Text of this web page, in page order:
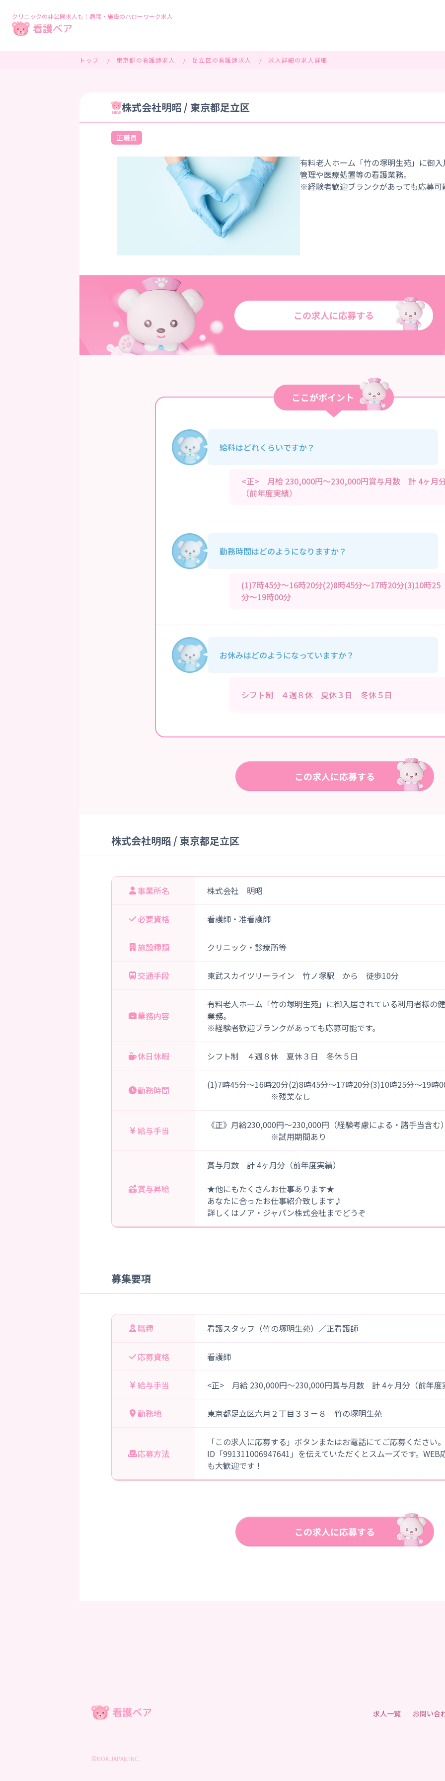
クリニックの非公開求人も！病院・施設のハローワーク求人
トップ 東京都の看護師求人 足立区の看護師求人 求人詳細の求人詳細
株式会社明昭 / 東京都足立区
正職員
有料老人ホーム「竹の塚明生苑」に御
管理や医療処置等の看護業務。
給料はどれくらいですか？
<正> 月給 230,000円～230,000円賞与月数 計 4ヶ月
（前年度実績）
勤務時間はどのようになりますか？
(1)7時45分～16時20分(2)8時45分～17時20分(3)10時25
分～19時00分
お休みはどのようになっていますか？
シフト制 ４週８休 夏休３日 冬休５日
株式会社明昭 / 東京都足立区
事業所名 株式会社 明昭
必要資格 看護師・准看護師
施設種類 クリニック・診療所等
交通手段 東武スカイツリーライン 竹ノ塚駅 から 徒歩10分
業務内容
有料老人ホーム「竹の塚明生苑」に御入居されている利用者様の
業務。
※経験者歓迎ブランクがあっても応募可能です。
休日休暇 シフト制 ４週８休 夏休３日 冬休５日
勤務時間
(1)7時45分～16時20分(2)8時45分～17時20分(3)10時25分～19時
※残業なし
給与手当
《正》月給230,000円～230,000円（経験考慮による・諸手当含む
※試用期間あり
賞与昇給
賞与月数 計 4ヶ月分（前年度実績）
★他にもたくさんお仕事あります★
あなたに合ったお仕事紹介致します♪
詳しくはノア・ジャパン株式会社までどうぞ
募集要項
職種 看護スタッフ（竹の塚明生苑）／正看護師
応募資格 看護師
給与手当 <正> 月給 230,000円～230,000円賞与月数 計 4ヶ月分（前年度
勤務地 東京都足立区六月２丁目３３－８ 竹の塚明生苑
応募方法
「この求人に応募する」ボタンまたはお電話にてご応募ください
ID「991311006947641」を伝えていただくとスムーズです。WEB
も大歓迎です！
求人一覧 お問い合
©NOA JAPAN INC.